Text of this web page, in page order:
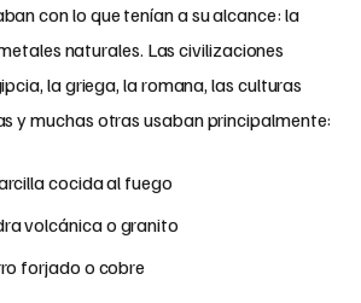
con lo que tenían a su alcance: la
naturales. Las civilizaciones
la griega, la romana, las culturas
y muchas otras usaban principalmente:
cocida al fuego
volcánica o granito
forjado o cobre